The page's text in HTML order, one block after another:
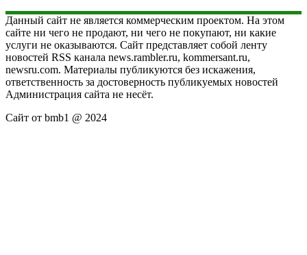
Данный сайт не является коммерческим проектом. На этом
сайте ни чего не продают, ни чего не покупают, ни какие
услуги не оказываются. Сайт представляет собой ленту
новостей RSS канала news.rambler.ru, kommersant.ru,
newsru.com. Материалы публикуются без искажения,
ответственность за достоверность публикуемых новостей
Администрация сайта не несёт.
Сайт от bmb1 @ 2024